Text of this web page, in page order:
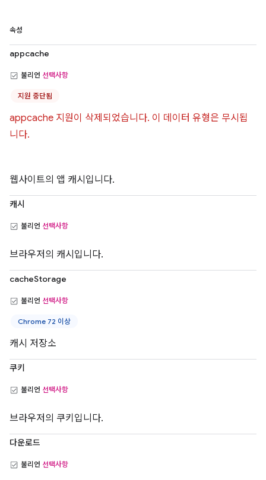
속성
appcache
불리언 선택사항
지원 중단됨
appcache 지원이 삭제되었습니다. 이 데이터 유형은 무시됩
니다.
웹사이트의 앱 캐시입니다.
캐시
불리언 선택사항
브라우저의 캐시입니다.
cacheStorage
불리언 선택사항
Chrome 72 이상
캐시 저장소
쿠키
불리언 선택사항
브라우저의 쿠키입니다.
다운로드
불리언 선택사항